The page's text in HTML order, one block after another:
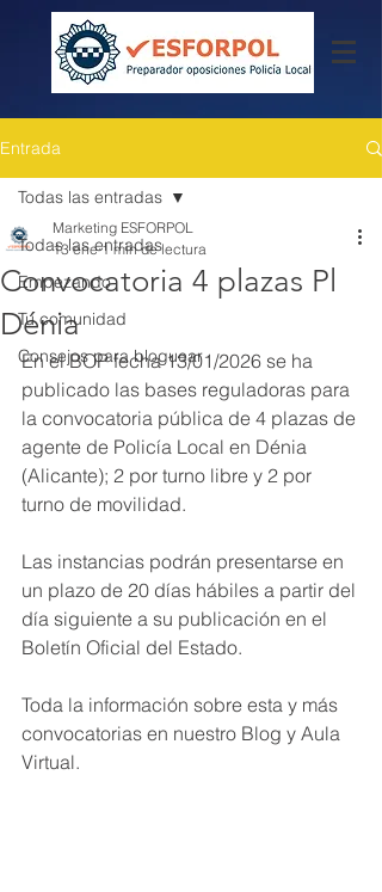
Entrada
Todas las entradas
Empezando
Tu comunidad
Consejos para bloguear
Todas las entradas
Convocatoria 4 plazas Pl
Dénia
Marketing ESFORPOL
13 ene 1 min de lectura
En el BOP fecha 13/01/2026 se ha
publicado las bases reguladoras para
la convocatoria pública de 4 plazas de
agente de Policía Local en Dénia
(Alicante); 2 por turno libre y 2 por
turno de movilidad.
Las instancias podrán presentarse en
un plazo de 20 días hábiles a partir del
día siguiente a su publicación en el
Boletín Oficial del Estado.
Toda la información sobre esta y más
convocatorias en nuestro Blog y Aula
Virtual.